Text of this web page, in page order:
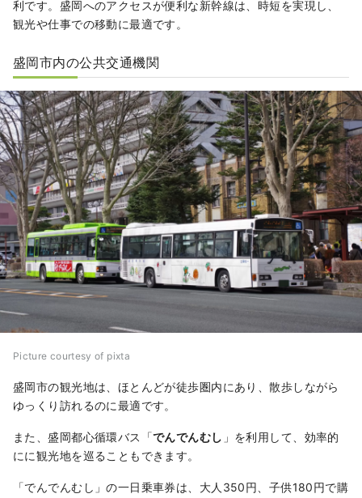
利です。盛岡へのアクセスが便利な新幹線は、時短を実現し、
観光や仕事での移動に最適です。
盛岡市内の公共交通機関
Picture courtesy of pixta
盛岡市の観光地は、ほとんどが徒歩圏内にあり、散歩しながら
ゆっくり訪れるのに最適です。
また、盛岡都心循環バス「でんでんむし 」を利用して、効率的
にに観光地を巡ることもできます。
「でんでんむし」の一日乗車券は、大人350円、子供180円で購